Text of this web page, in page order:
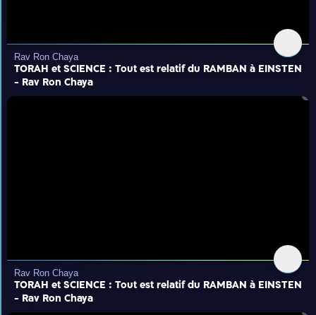
Rav Ron Chaya
TORAH et SCIENCE : Tout est relatif du RAMBAN à EINSTEN
- Rav Ron Chaya
Rav Ron Chaya
TORAH et SCIENCE : Tout est relatif du RAMBAN à EINSTEN
- Rav Ron Chaya